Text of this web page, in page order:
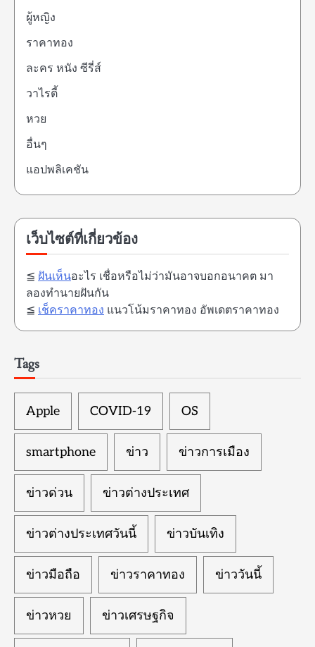
ผู้หญิง
ราคาทอง
ละคร หนัง ซีรี่ส์
วาไรตี้
หวย
อื่นๆ
แอปพลิเคชัน
เว็บไซต์ที่เกี่ยวข้อง
≦ ฝันเห็นอะไร เชื่อหรือไม่ว่ามันอาจบอกอนาคต มา
ลองทำนายฝันกัน
≦ เช็คราคาทอง แนวโน้มราคาทอง อัพเดตราคาทอง
Tags
Apple COVID-19 OS
smartphone ข่าว ข่าวการเมือง
ข่าวด่วน ข่าวต่างประเทศ
ข่าวต่างประเทศวันนี้ ข่าวบันเทิง
ข่าวมือถือ ข่าวราคาทอง ข่าววันนี้
ข่าวหวย ข่าวเศรษฐกิจ